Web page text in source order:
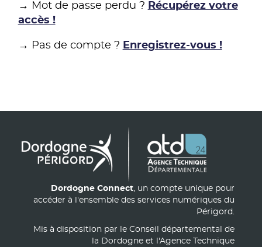
→ Mot de passe perdu ? Récupérez votre
accès !
→ Pas de compte ? Enregistrez-vous !
Dordogne Connect, un compte unique pour
accéder à l'ensemble des services numériques du
Périgord.
Mis à disposition par le Conseil départemental de
la Dordogne et l'Agence Technique